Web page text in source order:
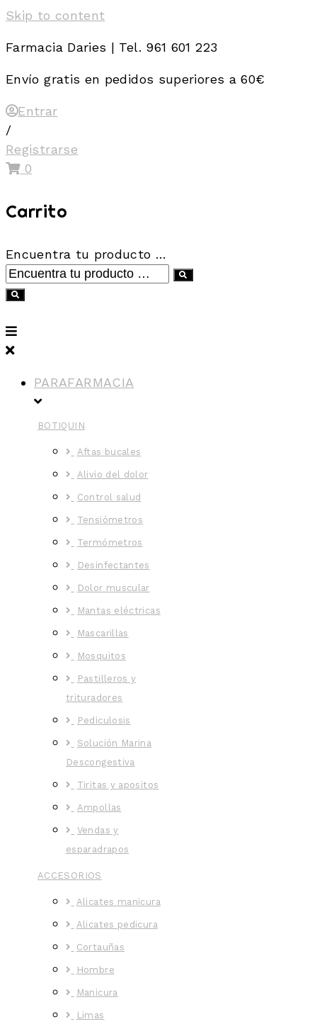
Skip to content
Farmacia Daries | Tel. 961 601 223
Envío gratis en pedidos superiores a 60€
Entrar
/
Registrarse
0
Carrito
Encuentra tu producto …
PARAFARMACIA
BOTIQUIN
Aftas bucales
Alivio del dolor
Control salud
Tensiómetros
Termómetros
Desinfectantes
Dolor muscular
Mantas eléctricas
Mascarillas
Mosquitos
Pastilleros y
trituradores
Pediculosis
Solución Marina
Descongestiva
Tiritas y apositos
Ampollas
Vendas y
esparadrapos
ACCESORIOS
Alicates manicura
Alicates pedicura
Cortauñas
Hombre
Manicura
Limas